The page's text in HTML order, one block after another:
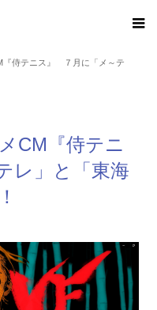
『侍テニス』 ７月に「メ～テ
CM『侍テニ
レ」と「東海